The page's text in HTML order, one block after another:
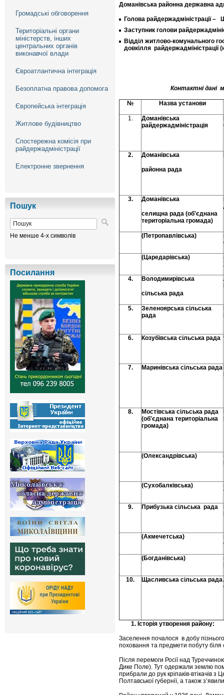
Громадські обговорення
Територіальні органи
міністерств, інших
центральних органів
виконавчої влади
Євроатлантична інтеграція
Безоплатна правова допомога
Європейська інтеграція
Житлове будівництво
Спостережна комісія при
райдержадміністрації
Електронне звернення
Пошук
Не менше 4-х символів
Посилання
Доманівська районна державна
Голова райдержадміністрації
Заступник голови
Відділ житлово-комунального
довкілля
Контактні дані
№ Назва установи
1.
Доманівська
райдержадміністрація
2. Доманівська
районна рада
3. Доманівська
селищна рада (об'єднана
територіальна громада)
(Петропавлівська)
(Царедарівська)
4. Володимирівська
сільська рада
5.
Зеленоярська сільська
рада
6. Козубівська сільська рада
7. Маринівська сільська рада
8.
Мостівська сільська рада
(об'єднана територіальна
громада)
(Олександрівська)
(Сухобалківська)
9. Прибузька сільська рада
(Акмечетська)
(Богданівська)
10. Щасливська сільська рада
1. Історія утворення району:
Заселення почалося в добу
поховання та предмети побуту біля
Після перемоги Росії над
Дике Поле). Тут одержали землю
прибрали до рук кріпаків-втікачів
Полтавської губернії, а також